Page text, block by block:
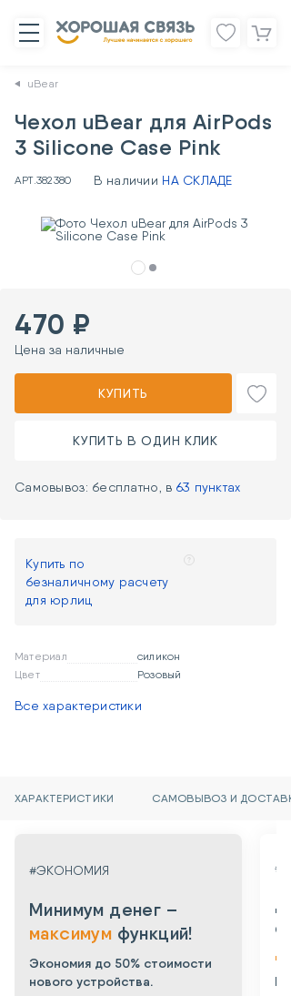
uBear
Чехол uBear для AirPods
3 Silicone Case Pink
АРТ.382380 В наличии НА СКЛАДЕ
470 ₽
Цена за наличные
КУПИТЬ
КУПИТЬ В ОДИН КЛИК
Самовывоз: бесплатно, в 63 пунктах
Купить по
безналичному расчету
для юрлиц
Материал
силикон
Цвет
Розовый
Все характеристики
ХАРАКТЕРИСТИКИ САМОВЫВОЗ И
#ЭКОНОМИЯ
Минимум денег –
максимум функций!
Экономия до 50% стоимости
нового устройства.